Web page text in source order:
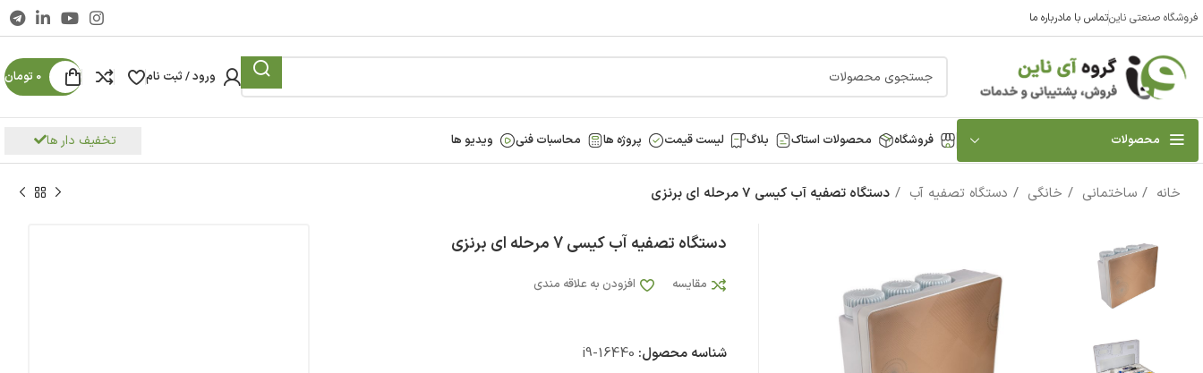
فروشگاه صنعتی ناینتماس با مادرباره ما
ورود / ثبت نام 0 تومان
محصولات فروشگاه محصولات استاک بلاگ لیست قیمت پروژه ها محاسبات فنی ویدیو ها تخفیف دار ها
خانه ساختمانی خانگی دستگاه تصفیه آب دستگاه تصفیه آب کیسی 7 مرحله ای برنزی
دستگاه تصفیه آب کیسی 7 مرحله ای برنزی
مقایسه افزودن به علاقه مندی
شناسه محصول: i9-16440